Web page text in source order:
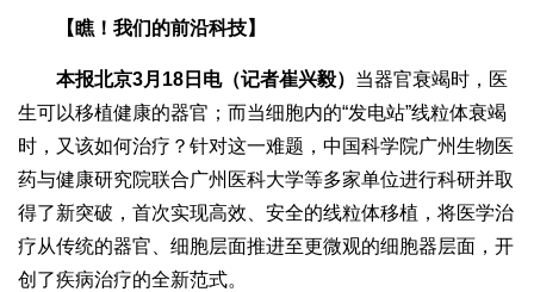
【瞧！我们的前沿科技】
本报北京3月18日电（记者崔兴毅） 当器官衰竭时，医
生可以移植健康的器官；而当细胞内的“发电站”线粒体衰竭
时，又该如何治疗？针对这一难题，中国科学院广州生物医
药与健康研究院联合广州医科大学等多家单位进行科研并取
得了新突破，首次实现高效、安全的线粒体移植，将医学治
疗从传统的器官、细胞层面推进至更微观的细胞器层面，开
创了疾病治疗的全新范式。